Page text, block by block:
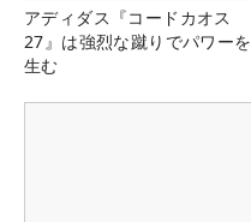
アディダス『コードカオス
27』は強烈な蹴りでパワーを
生む